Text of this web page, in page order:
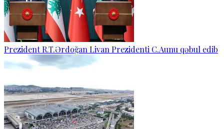
Prezident R.T.Ərdoğan Livan Prezidenti C.Aunu qəbul edib